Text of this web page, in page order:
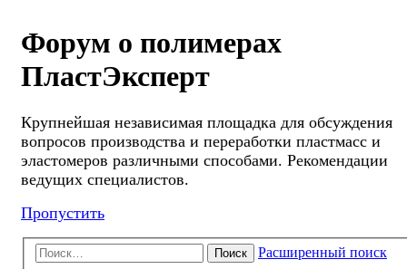
Форум о полимерах
ПластЭксперт
Крупнейшая независимая площадка для обсуждения
вопросов производства и переработки пластмасс и
эластомеров различными способами. Рекомендации
ведущих специалистов.
Пропустить
Поиск Расширенный поиск